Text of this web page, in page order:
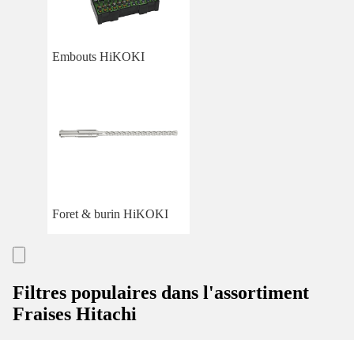
Embouts HiKOKI
Foret & burin HiKOKI
Filtres populaires dans l'assortiment
Fraises Hitachi